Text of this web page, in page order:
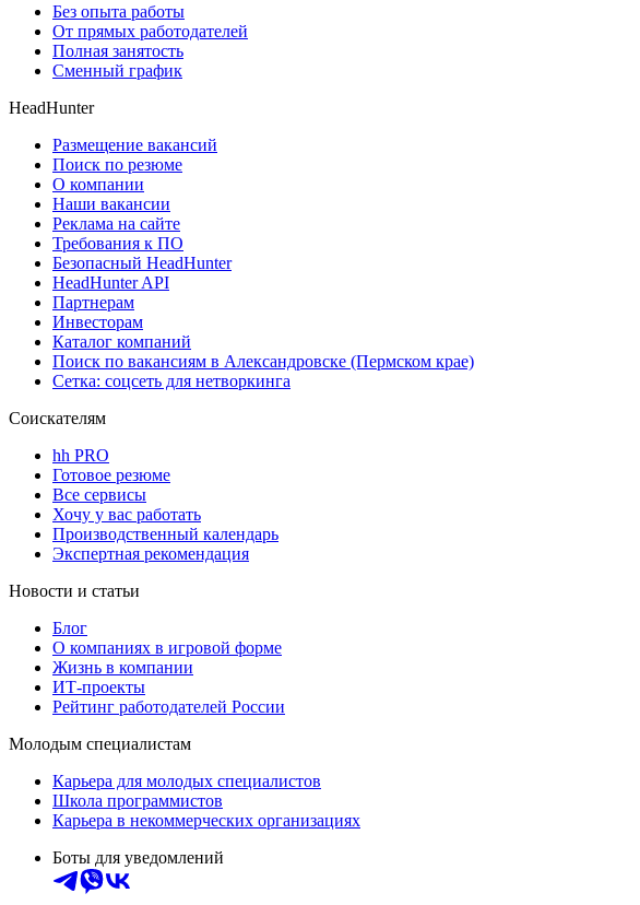
Без опыта работы
От прямых работодателей
Полная занятость
Сменный график
HeadHunter
Размещение вакансий
Поиск по резюме
О компании
Наши вакансии
Реклама на сайте
Требования к ПО
Безопасный HeadHunter
HeadHunter API
Партнерам
Инвесторам
Каталог компаний
Поиск по вакансиям в Александровске (Пермском крае)
Сетка: соцсеть для нетворкинга
Соискателям
hh PRO
Готовое резюме
Все сервисы
Хочу у вас работать
Производственный календарь
Экспертная рекомендация
Новости и статьи
Блог
О компаниях в игровой форме
Жизнь в компании
ИТ-проекты
Рейтинг работодателей России
Молодым специалистам
Карьера для молодых специалистов
Школа программистов
Карьера в некоммерческих организациях
Боты для уведомлений